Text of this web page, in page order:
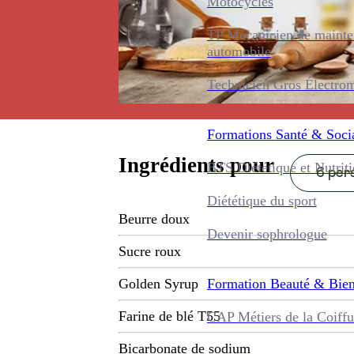
TP Mécanicien de
automobile
Technicien Gros
Formations Santé &
BTS Diététique et
Diététique du sport
Devenir sophrologue
Formation Beauté &
CAP Métiers de la
Ingrédients pour 6
Beurre doux
Sucre roux
Golden Syrup
Farine de blé T55
Bicarbonate de sodium